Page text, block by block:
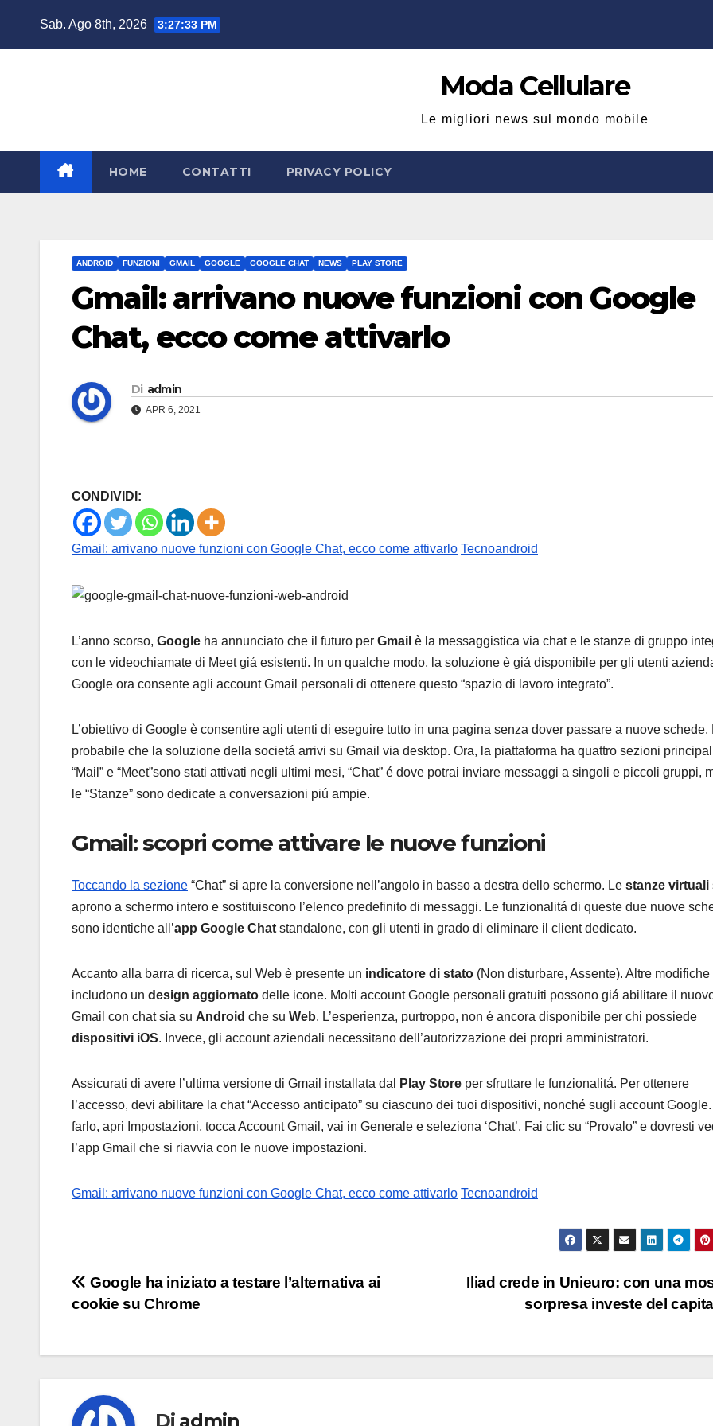
Sab. Ago 8th, 2026 3:27:34 PM
Moda Cellulare
Le migliori news sul mondo mobile
HOME CONTATTI PRIVACY POLICY
ANDROID FUNZIONI GMAIL GOOGLE GOOGLE CHAT NEWS PLAY STORE
Gmail: arrivano nuove funzioni con Google
Chat, ecco come attivarlo
Di admin
APR 6, 2021
CONDIVIDI:
Gmail: arrivano nuove funzioni con Google Chat, ecco come attivarlo Tecnoandroid
L’anno scorso, Google ha annunciato che il futuro per Gmail è la messaggistica via chat e le stanze di gruppo
con le videochiamate di Meet giá esistenti. In un qualche modo, la soluzione è giá disponibile per gli utenti
Google ora consente agli account Gmail personali di ottenere questo “spazio di lavoro integrato”.
L’obiettivo di Google è consentire agli utenti di eseguire tutto in una pagina senza dover passare a nuove schede.
probabile che la soluzione della societá arrivi su Gmail via desktop. Ora, la piattaforma ha quattro sezioni
“Mail” e “Meet”sono stati attivati negli ultimi mesi, “Chat” é dove potrai inviare messaggi a singoli e piccoli gruppi,
le “Stanze” sono dedicate a conversazioni piú ampie.
Gmail: scopri come attivare le nuove funzioni
Toccando la sezione “Chat” si apre la conversione nell’angolo in basso a destra dello schermo. Le stanze virtuali
aprono a schermo intero e sostituiscono l’elenco predefinito di messaggi. Le funzionalitá di queste due nuove
sono identiche all’app Google Chat standalone, con gli utenti in grado di eliminare il client dedicato.
Accanto alla barra di ricerca, sul Web è presente un indicatore di stato (Non disturbare, Assente). Altre modifiche
includono un design aggiornato delle icone. Molti account Google personali gratuiti possono giá abilitare il
Gmail con chat sia su Android che su Web. L’esperienza, purtroppo, non é ancora disponibile per chi possiede
dispositivi iOS. Invece, gli account aziendali necessitano dell’autorizzazione dei propri amministratori.
Assicurati di avere l’ultima versione di Gmail installata dal Play Store per sfruttare le funzionalitá. Per ottenere
l’accesso, devi abilitare la chat “Accesso anticipato” su ciascuno dei tuoi dispositivi, nonché sugli account
farlo, apri Impostazioni, tocca Account Gmail, vai in Generale e seleziona ‘Chat’. Fai clic su “Provalo” e dovresti
l’app Gmail che si riavvia con le nuove impostazioni.
Gmail: arrivano nuove funzioni con Google Chat, ecco come attivarlo Tecnoandroid
Navigazione
Iliad crede in Unieuro: con una
sorpresa investe del
Google ha iniziato a testare l’alternativa ai
cookie su Chrome
Di admin
Home